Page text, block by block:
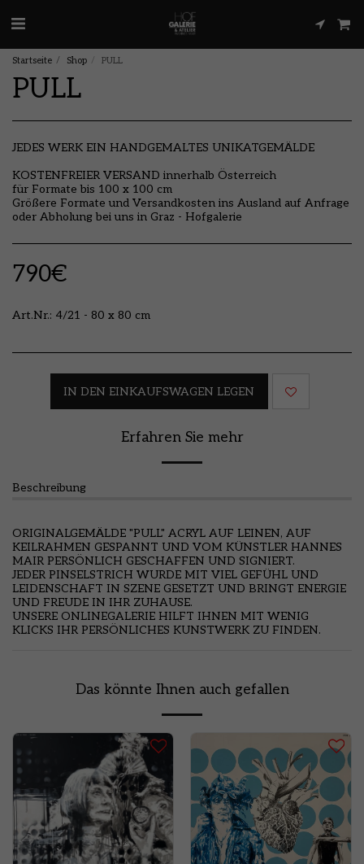
Startseite Shop PULL
PULL
JEDES WERK EIN HANDGEMALTES UNIKATGEMÄLDE
KOSTENFREIER VERSAND innerhalb Österreich
für Formate bis 100 x 100 cm
Größere Formate und Versandkosten ins Ausland auf Anfrage
oder Abholung bei uns in Graz - Hofgalerie
790€
Art.Nr.: 4/21 - 80 x 80 cm
IN DEN EINKAUFSWAGEN LEGEN
Erfahren Sie mehr
Beschreibung
ORIGINALGEMÄLDE "PULL" ACRYL AUF LEINEN, AUF
KEILRAHMEN GESPANNT UND VOM KÜNSTLER HANNES
MAIR PERSÖNLICH GESCHAFFEN UND SIGNIERT.
JEDER PINSELSTRICH WURDE MIT VIEL GEFÜHL UND
LEIDENSCHAFT IN SZENE GESETZT UND BRINGT ENERGIE
UND FREUDE IN IHR ZUHAUSE.
UNSERE ONLINEGALERIE HILFT IHNEN MIT WENIG
KLICKS IHR PERSÖNLICHES KUNSTWERK ZU FINDEN.
Das könnte Ihnen auch gefallen